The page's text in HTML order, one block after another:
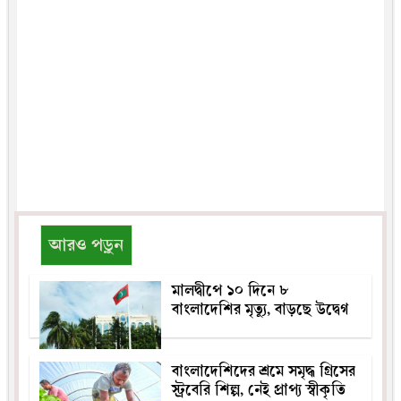
আরও পড়ুন
মালদ্বীপে ১০ দিনে ৮
বাংলাদেশির মৃত্যু, বাড়ছে উদ্বেগ
বাংলাদেশিদের শ্রমে সমৃদ্ধ গ্রিসের
স্ট্রবেরি শিল্প, নেই প্রাপ্য স্বীকৃতি